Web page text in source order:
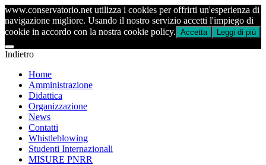
www.conservatorio.net utilizza i cookies per offrirti un'esperienza di
navigazione migliore. Usando il nostro servizio accetti l'impiego di
cookie in accordo con la nostra cookie policy. Accetta Leggi di più
Indietro
Home
Amministrazione
Didattica
Organizzazione
News
Contatti
Whistleblowing
Studenti Internazionali
MISURE PNRR